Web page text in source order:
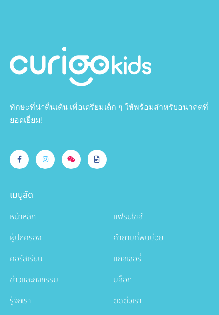
ทักษะที่น่าตื่นเต้น เพื่อเตรียมเด็ก ๆ ให้พร้อมสำหรับอนาคตที่
ยอดเยี่ยม!
เมนูลัด
หน้าหลัก
ผู้ปกครอง
คอร์สเรียน
ข่าวและกิจกรรม
รู้จักเรา
แฟรนไชส์
คำถามที่พบบ่อย
แกลเลอรี่
บล็อก
ติดต่อเรา